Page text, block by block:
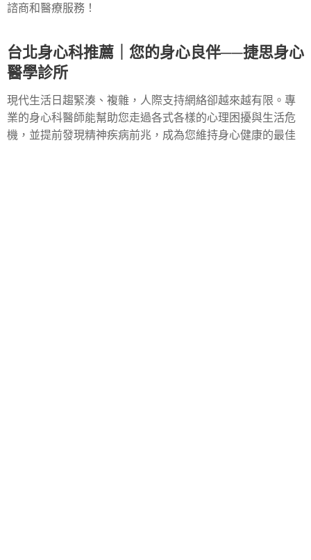
諮商和醫療服務！
台北身心科推薦｜您的身心良伴──捷思身心
醫學診所
現代生活日趨緊湊、複雜，人際支持網絡卻越來越有限。專
業的身心科醫師能幫助您走過各式各樣的心理困擾與生活危
機，並提前發現精神疾病前兆，成為您維持身心健康的最佳